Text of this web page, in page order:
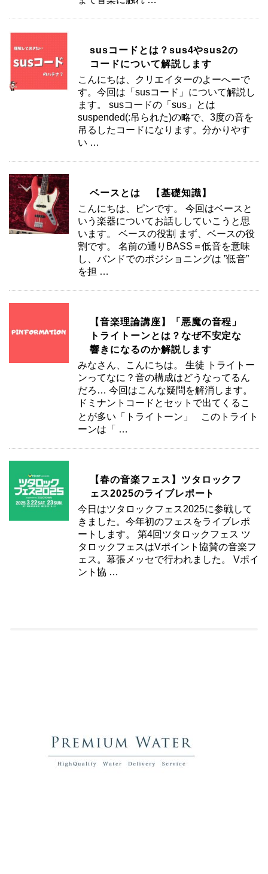
susコードとは？sus4やsus2の
コードについて解説します
こんにちは、クリエイターのよーへーで
す。今回は「susコード」について解説し
ます。 susコードの「sus」とは
suspended(:吊られた)の略で、3度の音を
吊るしたコードになります。分かりやす
い …
ベースとは 【基礎知識】
こんにちは、ピンです。 今回はベースと
いう楽器についてお話ししていこうと思
います。 ベースの役割 まず、ベースの役
割です。 名前の通りBASS＝低音を意味
し、バンドでのポジショニングは ”低音”
を担 …
【音楽理論講座】「悪魔の音程」
トライトーンとは？なぜ不安定な
響きになるのか解説します
みなさん、こんにちは。 生徒 トライトー
ンってなに？音の構成はどうなってるん
だろ… 今回はこんな疑問を解消します。
ドミナントコードとセットで出てくるこ
とが多い「トライトーン」 このトライト
ーンは「 …
【春の音楽フェス】ツタロックフ
ェス2025のライブレポート
今日はツタロックフェス2025に参戦して
きました。今年初のフェスをライブレポ
ートします。 第4回ツタロックフェス ツ
タロックフェスはVポイント協賛の音楽フ
ェス。幕張メッセで行われました。 Vポイ
ント協 …